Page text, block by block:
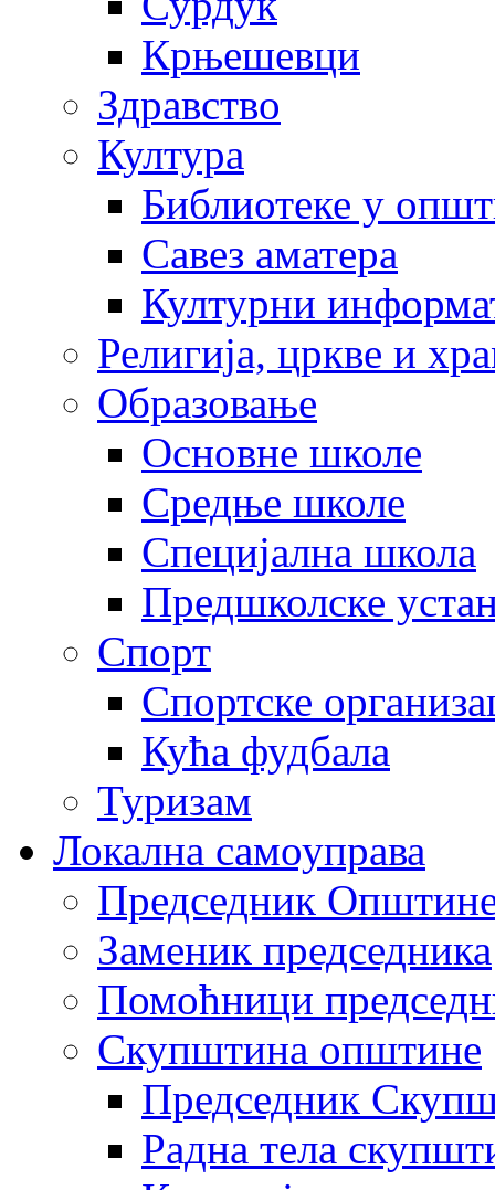
Крњешевци
Здравство
Култура
Библиотеке у
Савез аматера
Културни
Религија, цркве и
Образовање
Основне школе
Средње школе
Специјална школа
Предшколске
Спорт
Спортске
Кућа фудбала
Туризам
Локална самоуправа
Председник
Заменик председника
Помоћници
Скупштина општине
Председник
Радна тела